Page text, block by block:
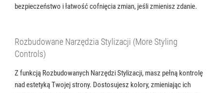
bezpieczeństwo i łatwość cofnięcia zmian, jeśli zmienisz zdanie.
Rozbudowane Narzędzia Stylizacji (More Styling
Controls)
Z funkcją Rozbudowanych Narzędzi Stylizacji, masz pełną kontrolę
nad estetyką Twojej strony. Dostosujesz kolory, zmieniając ich